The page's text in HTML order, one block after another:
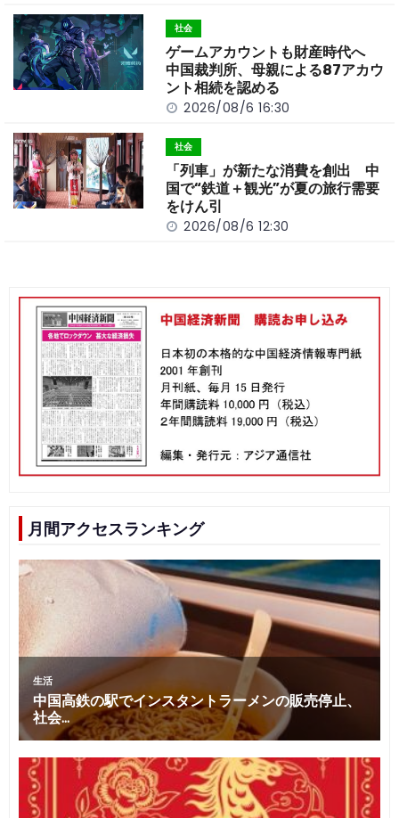
社会
ゲームアカウントも財産時代へ
中国裁判所、母親による87アカウ
ント相続を認める
2026/08/6 16:30
社会
「列車」が新たな消費を創出 中
国で“鉄道＋観光”が夏の旅行需要
をけん引
2026/08/6 12:30
月間アクセスランキング